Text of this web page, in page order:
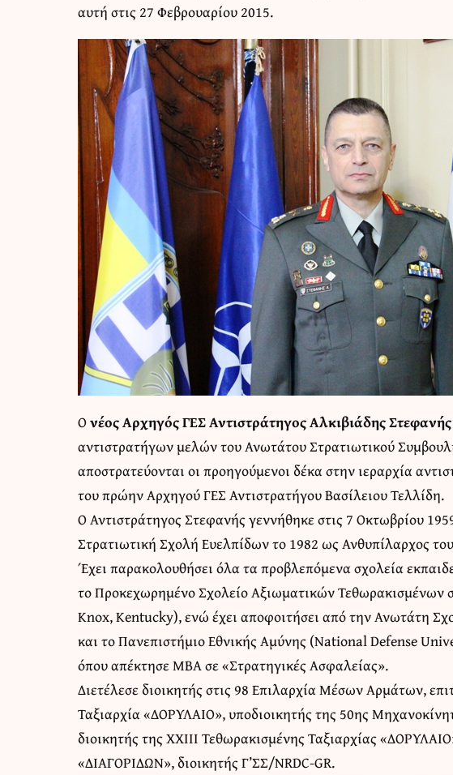
αυτή στις 27 Φεβρουαρίου 2015.
Ονέος Αρχηγός ΓΕΣ Αντιστράτηγος Αλκιβιάδης Στεφανής
αντιστρατήγων μελών του Ανωτάτου Στρατιωτικού
αποστρατεύονται οι προηγούμενοι δέκα στην ιεραρχία
του πρώην Αρχηγού ΓΕΣ Αντιστρατήγου Βασίλειου Τελλίδη.
Ο Αντιστράτηγος Στεφανής γεννήθηκε στις 7 Οκτωβρίου
Στρατιωτική Σχολή Ευελπίδων το 1982 ως Ανθυπίλαρχος
Έχει παρακολουθήσει όλα τα προβλεπόμενα σχολεία
το Προκεχωρημένο Σχολείο Αξιωματικών
Knox, Kentucky), ενώ έχει αποφοιτήσει από την Ανωτάτη
και το Πανεπιστήμιο Εθνικής Αμύνης (National Defense
όπου απέκτησε MBA σε «Στρατηγικές Ασφαλείας».
Διετέλεσε διοικητής στις 98 Επιλαρχία Μέσων Αρμάτων,
Ταξιαρχία «ΔΟΡΥΛΑΙΟ», υποδιοικητής της 50ης
διοικητής της XXIII Τεθωρακισμένης Ταξιαρχίας
«ΔΙΑΓΟΡΙΔΩΝ», διοικητής Γ’ΣΣ/NRDC-GR.